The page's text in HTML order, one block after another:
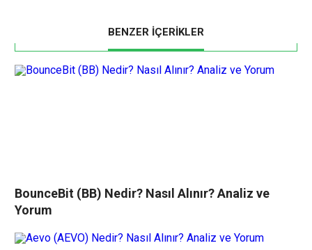
BENZER İÇERİKLER
BounceBit (BB) Nedir? Nasıl Alınır? Analiz ve
Yorum